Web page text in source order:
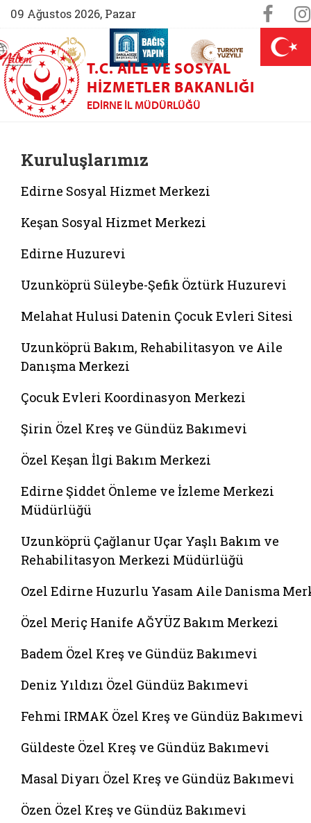
09 Ağustos 2026, Pazar
(yeni sekmede açılır)
AİLEM İletişim Merkezi (yeni sekmede açılır)
Aile ve Nüfus On Yılı (yeni sekmede açılır)
Darülaceze bağış sayfası (yeni
T.C. AILE VE SOSYAL
HIZMETLER BAKANLIĞI
EDIRNE İL MÜDÜRLÜĞÜ
Kuruluşlarımız
Edirne Sosyal Hizmet Merkezi
Keşan Sosyal Hizmet Merkezi
Edirne Huzurevi
Uzunköprü Süleybe-Şefik Öztürk Huzurevi
Melahat Hulusi Datenin Çocuk Evleri Sitesi
Uzunköprü Bakım, Rehabilitasyon ve Aile
Danışma Merkezi
Çocuk Evleri Koordinasyon Merkezi
Şirin Özel Kreş ve Gündüz Bakımevi
Özel Keşan İlgi Bakım Merkezi
Edirne Şiddet Önleme ve İzleme Merkezi
Müdürlüğü
Uzunköprü Çağlanur Uçar Yaşlı Bakım ve
Rehabilitasyon Merkezi Müdürlüğü
Ozel Edirne Huzurlu Yasam Aile Danisma
Özel Meriç Hanife AĞYÜZ Bakım Merkezi
Badem Özel Kreş ve Gündüz Bakımevi
Deniz Yıldızı Özel Gündüz Bakımevi
Fehmi IRMAK Özel Kreş ve Gündüz Bakımevi
Güldeste Özel Kreş ve Gündüz Bakımevi
Masal Diyarı Özel Kreş ve Gündüz Bakımevi
Özen Özel Kreş ve Gündüz Bakımevi